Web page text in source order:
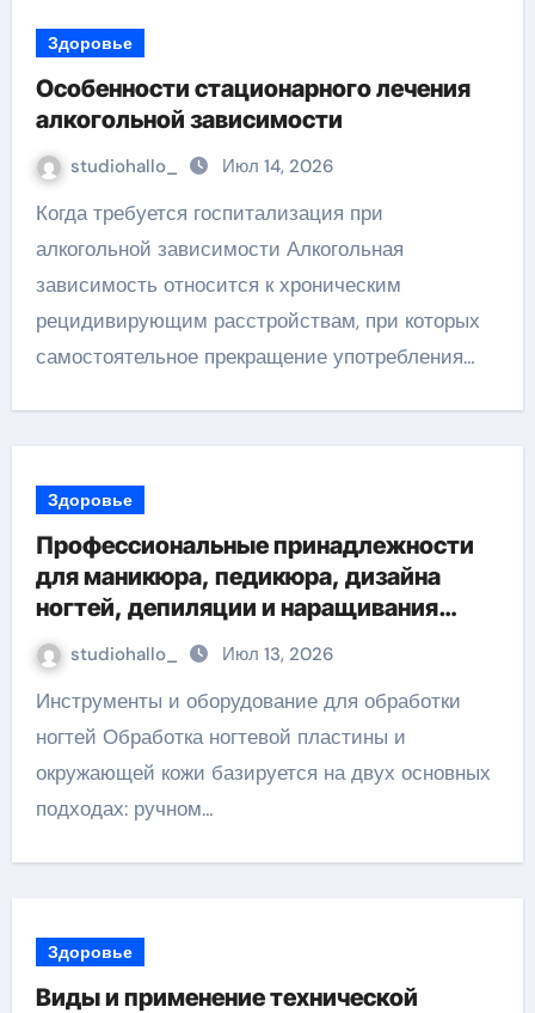
Здоровье
Особенности стационарного лечения
алкогольной зависимости
studiohallo_ Июл 14, 2026
Когда требуется госпитализация при
алкогольной зависимости Алкогольная
зависимость относится к хроническим
рецидивирующим расстройствам, при которых
самостоятельное прекращение употребления…
Здоровье
Профессиональные принадлежности
для маникюра, педикюра, дизайна
ногтей, депиляции и наращивания
ресниц
studiohallo_ Июл 13, 2026
Инструменты и оборудование для обработки
ногтей Обработка ногтевой пластины и
окружающей кожи базируется на двух основных
подходах: ручном…
Здоровье
Виды и применение технической